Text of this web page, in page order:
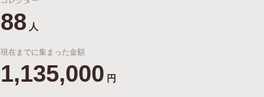
88 人
現在までに集まった金額
1,135,000 円